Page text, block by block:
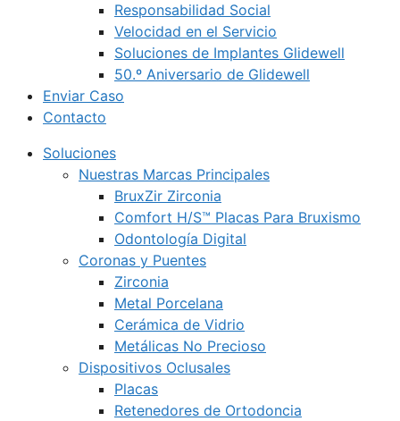
Responsabilidad Social
Velocidad en el Servicio
Soluciones de Implantes Glidewell
50.º Aniversario de Glidewell
Enviar Caso
Contacto
Soluciones
Nuestras Marcas Principales
BruxZir Zirconia
Comfort H/S™ Placas Para Bruxismo
Odontología Digital
Coronas y Puentes
Zirconia
Metal Porcelana
Cerámica de Vidrio
Metálicas No Precioso
Dispositivos Oclusales
Placas
Retenedores de Ortodoncia